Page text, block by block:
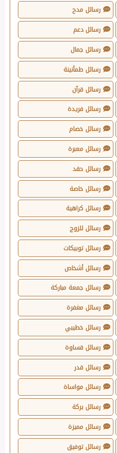
رسائل مدح
رسائل دعم
رسائل جمال
رسائل طمأنينة
رسائل قرآن
رسائل فريدة
رسائل خصام
رسائل معبرة
رسائل حقد
رسائل خاصة
رسائل كراهية
رسائل للزوج
رسائل توبيكات
رسائل أشخاص
رسائل جمعة مباركة
رسائل مغفرة
رسائل خطيبي
رسائل قساوة
رسائل قدر
رسائل مواساة
رسائل بركة
رسائل مميزة
رسائل توفيق